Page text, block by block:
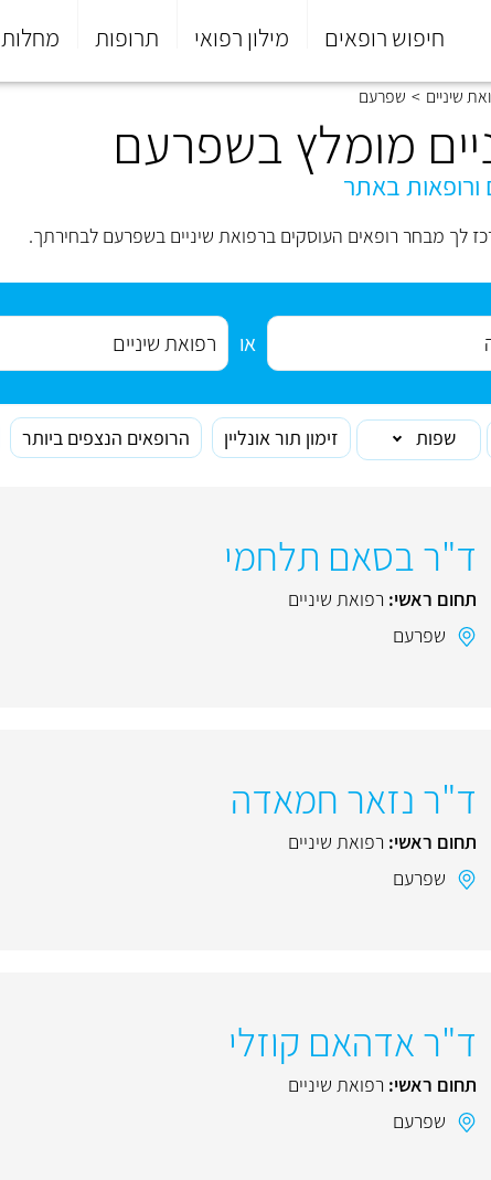
חיפוש רופאים מילון רפואי תרופות מחלות
סוף
התפריט
שיניים > שפרעם
מומלץ בשפרעם
לך מבחר רופאים העוסקים ברפואת שיניים בשפרעם לבחירתך.
או
שפות זימון תור אונליין הרופאים הנצפים ביותר
ד"ר בסאם תלחמי
תחום ראשי: רפואת שיניים
שפרעם
ד"ר נזאר חמאדה
תחום ראשי: רפואת שיניים
שפרעם
ד"ר אדהאם קוזלי
תחום ראשי: רפואת שיניים
שפרעם